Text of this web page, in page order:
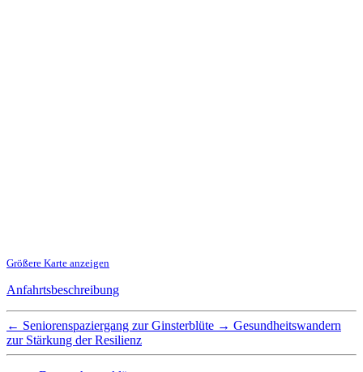
Größere Karte anzeigen
Anfahrtsbeschreibung
← Seniorenspaziergang zur Ginsterblüte → Gesundheitswandern
zur Stärkung der Resilienz